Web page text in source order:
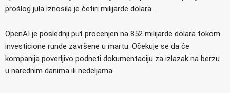
prošlog jula iznosila je četiri milijarde dolara.
OpenAI je poslednji put procenjen na 852 milijarde dolara tokom
investicione runde završene u martu. Očekuje se da će
kompanija poverljivo podneti dokumentaciju za izlazak na berzu
u narednim danima ili nedeljama.